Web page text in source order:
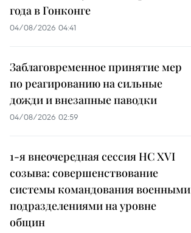
года в Гонконге
04/08/2026 04:41
Заблаговременное принятие мер
по реагированию на сильные
дожди и внезапные паводки
04/08/2026 02:59
1-я внеочередная сессия НС XVI
созыва: совершенствование
системы командования военными
подразделениями на уровне
общин